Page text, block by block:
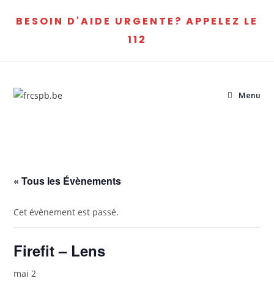
BESOIN D'AIDE URGENTE? APPELEZ LE
112
Menu
« Tous les Évènements
Cet évènement est passé.
Firefit – Lens
mai 2